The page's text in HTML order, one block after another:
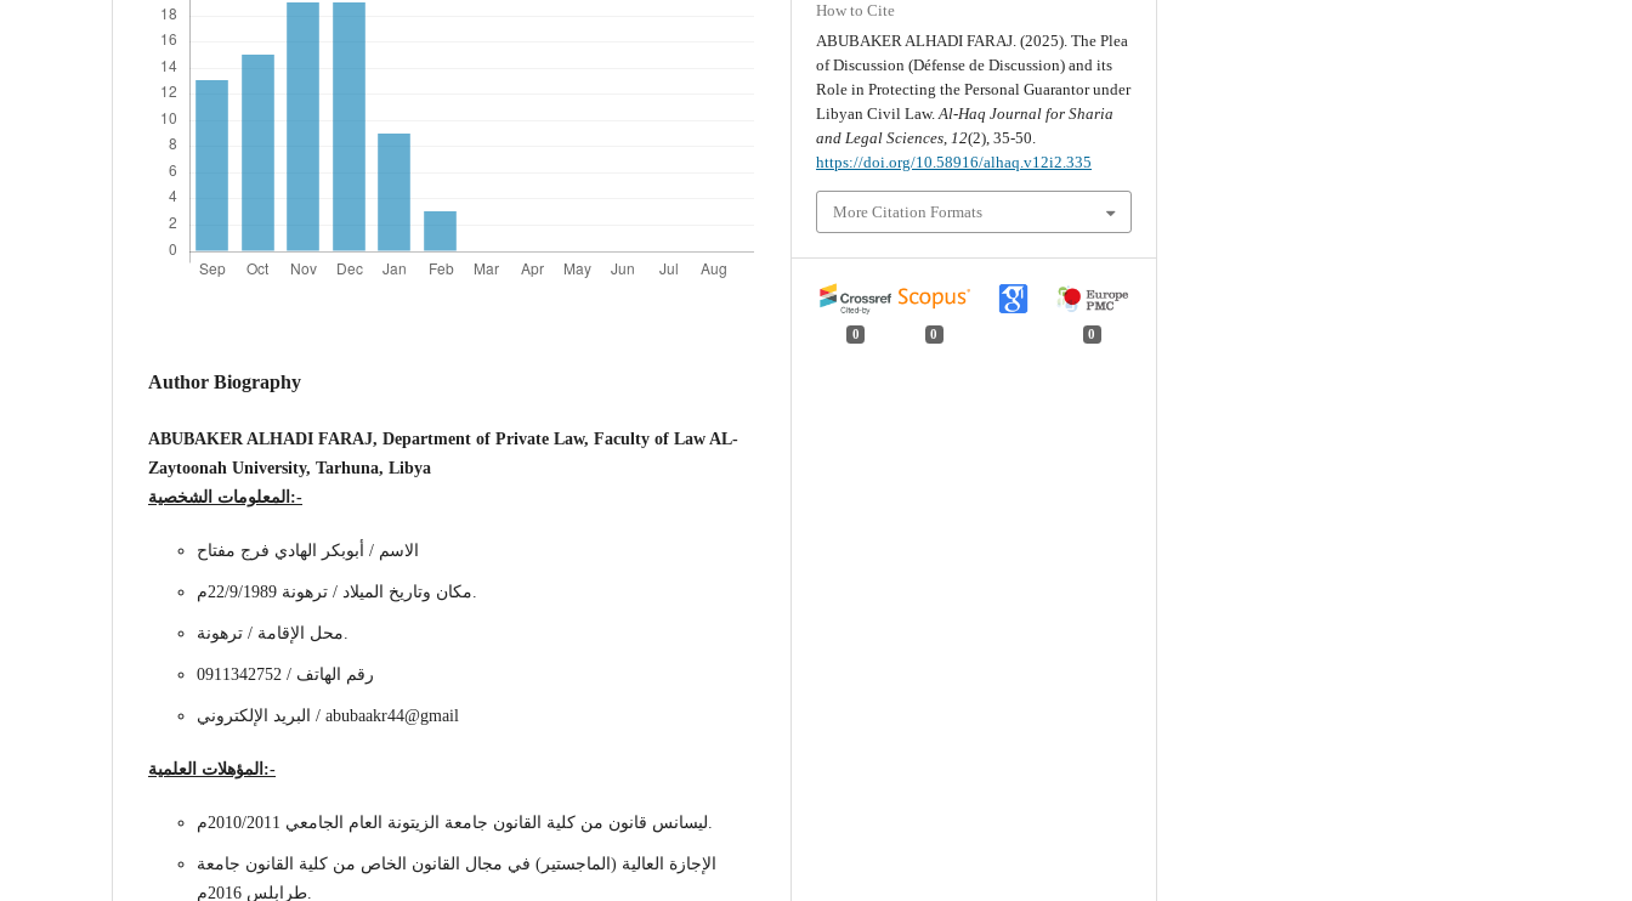
Author Biography
ABUBAKER ALHADI FARAJ, Department of Private Law, Faculty of Law AL-
Zaytoonah University, Tarhuna, Libya
المعلومات الشخصية:-
الاسم / أبوبكر الهادي فرج مفتاح
رقم الهاتف / 0911342752
البريد الإلكتروني / abubaakr44@gmail
المؤهلات العلمية:-
الإجازة العالية (الماجستير) في مجال القانون الخاص من كلية القانون جامعة
How to Cite
ABUBAKER ALHADI FARAJ. (2025). The Plea
of Discussion (Défense de Discussion) and its
Role in Protecting the Personal Guarantor under
Libyan Civil Law.Al-Haq Journal for Sharia
and Legal Sciences,12(2), 35-50.
https://doi.org/10.58916/alhaq.v12i2.335
More Citation Formats
0 0 0